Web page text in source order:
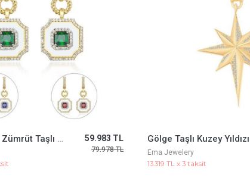
Gölge Taşlı Kuzey Yıldızı Charm 36.269 TL
48.359 TL
Ema Jewelery
7.684 TL x 3 taksit